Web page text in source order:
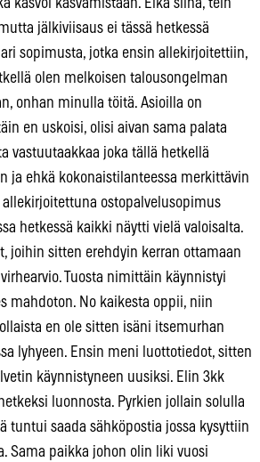
kasvoi kasvamistaan. Eikä siinä, tein
jälkiviisaus ei tässä hetkessä
sopimusta, jotka ensin allekirjoitettiin,
olen melkoisen talousongelman
onhan minulla töitä. Asioilla on
en uskoisi, olisi aivan sama palata
vastuutaakkaa joka tällä hetkellä
ja ehkä kokonaistilanteessa merkittävin
ostopalvelusopimus
hetkessä kaikki näytti vielä valoisalta.
joihin sitten erehdyin kerran ottamaan
Tuosta nimittäin käynnistyi
mahdoton. No kaikesta oppii, niin
en ole sitten isäni itsemurhan
lyhyeen. Ensin meni luottotiedot, sitten
käynnistyneen uusiksi. Elin 3kk
luonnosta. Pyrkien jollain solulla
tuntui saada sähköpostia jossa kysyttiin
Sama paikka johon olin liki vuosi